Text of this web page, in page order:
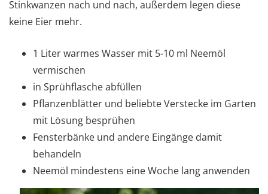
Stinkwanzen nach und nach, außerdem legen diese
keine Eier mehr.
1 Liter warmes Wasser mit 5-10 ml Neemöl
vermischen
in Sprühflasche abfüllen
Pflanzenblätter und beliebte Verstecke im Garten
mit Lösung besprühen
Fensterbänke und andere Eingänge damit
behandeln
Neemöl mindestens eine Woche lang anwenden